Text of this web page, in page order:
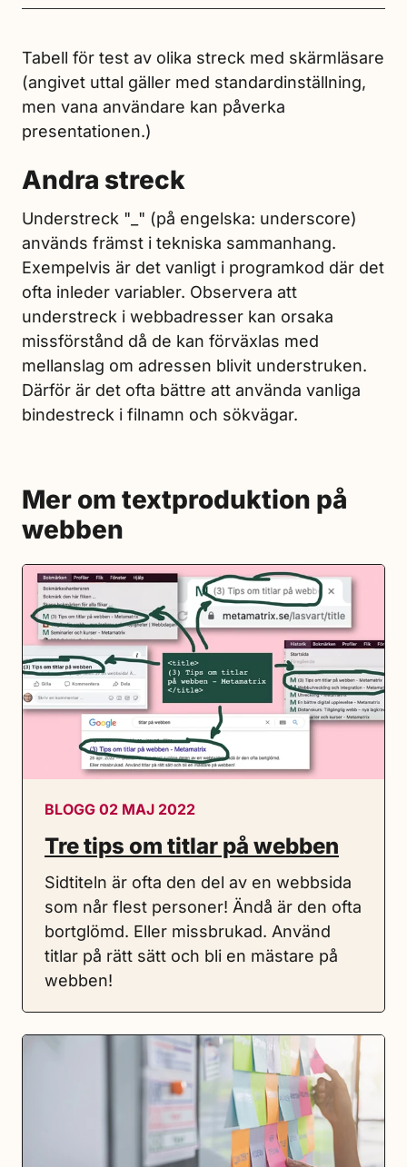
Tabell för test av olika streck med skärmläsare
(angivet uttal gäller med standardinställning,
men vana användare kan påverka
presentationen.)
Andra streck
Understreck "_" (på engelska: underscore)
används främst i tekniska sammanhang.
Exempelvis är det vanligt i programkod där det
ofta inleder variabler. Observera att
understreck i webbadresser kan orsaka
missförstånd då de kan förväxlas med
mellanslag om adressen blivit understruken.
Därför är det ofta bättre att använda vanliga
bindestreck i filnamn och sökvägar.
Mer om textproduktion på
webben
BLOGG 02 MAJ 2022
Tre tips om titlar på webben
Sidtiteln är ofta den del av en webbsida
som når flest personer! Ändå är den ofta
bortglömd. Eller missbrukad. Använd
titlar på rätt sätt och bli en mästare på
webben!